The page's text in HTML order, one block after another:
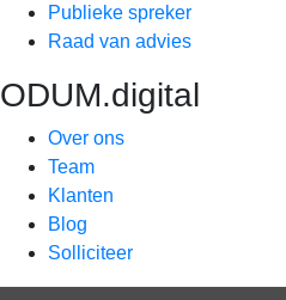
Publieke spreker
Raad van advies
ODUM.digital
Over ons
Team
Klanten
Blog
Solliciteer